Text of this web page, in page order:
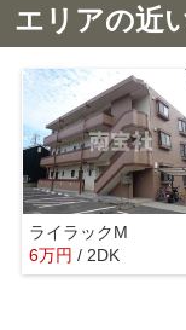
エリアの近
ライラックM
6万円 / 2DK